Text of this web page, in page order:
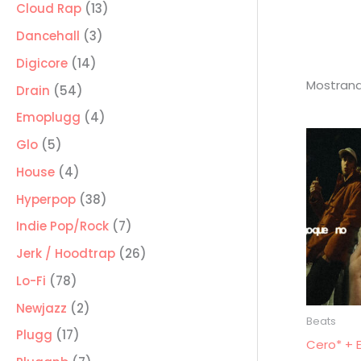
producto
Cloud Rap 1313
Dancehall 33
Digicore 1414
Drain 5454
productos
Emoplugg 44
Glo 55
productos
House 44
productos
Hyperpop 3838
productos
Indie Pop/Rock 77
productos
Jerk / Hoodtrap 2626
Lo-Fi 7878
productos
Newjazz 22
Plugg 1717
Beats
Cero* +